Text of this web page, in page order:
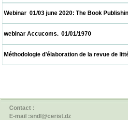
Webinar  01/03 june 2020: The Book
webinar Accucoms.  01/01/1970
Méthodologie d’élaboration de la
Contact :
E-mail :sndl@cerist.dz